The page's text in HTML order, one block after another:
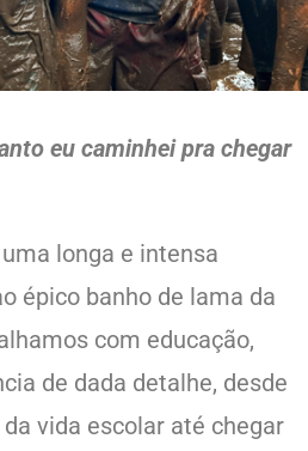
eu caminhei pra chegar
longa e intensa
épico banho de lama da
com educação,
de dada detalhe, desde
vida escolar até chegar